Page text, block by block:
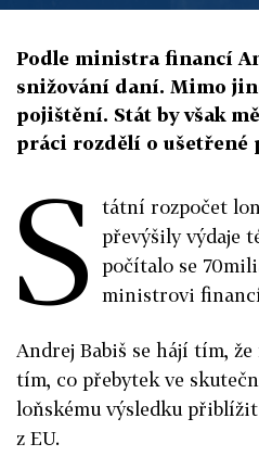
Podle ministra financí
snižování daní. Mimo
pojištění. Stát by však
práci rozdělí o ušetřené
S
tátní rozpočet
převýšily výdaje
počítalo se
ministrovi
Andrej Babiš se hájí tím,
tím, co přebytek ve
loňskému výsledku
z EU.